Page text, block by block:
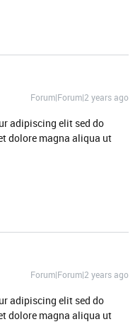
Forum|Forum|2 years ago
adipiscing elit sed do
dolore magna aliqua ut
Forum|Forum|2 years ago
adipiscing elit sed do
dolore magna aliqua ut